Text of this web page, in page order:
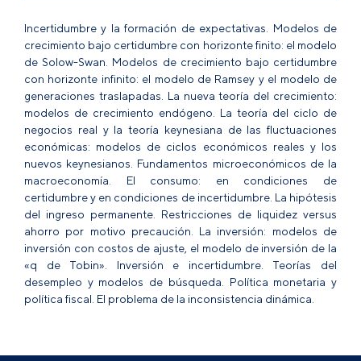
Incertidumbre y la formación de expectativas. Modelos de
crecimiento bajo certidumbre con horizonte finito: el modelo
de Solow-Swan. Modelos de crecimiento bajo certidumbre
con horizonte infinito: el modelo de Ramsey y el modelo de
generaciones traslapadas. La nueva teoría del crecimiento:
modelos de crecimiento endógeno. La teoría del ciclo de
negocios real y la teoría keynesiana de las fluctuaciones
económicas: modelos de ciclos económicos reales y los
nuevos keynesianos. Fundamentos microeconómicos de la
macroeconomía. El consumo: en condiciones de
certidumbre y en condiciones de incertidumbre. La hipótesis
del ingreso permanente. Restricciones de liquidez versus
ahorro por motivo precaución. La inversión: modelos de
inversión con costos de ajuste, el modelo de inversión de la
«q de Tobin». Inversión e incertidumbre. Teorías del
desempleo y modelos de búsqueda. Política monetaria y
política fiscal. El problema de la inconsistencia dinámica.